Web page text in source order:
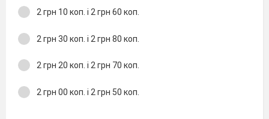
2 грн 10 коп. і 2 грн 60 коп.
2 грн 30 коп. і 2 грн 80 коп.
2 грн 20 коп. і 2 грн 70 коп.
2 грн 00 коп. і 2 грн 50 коп.